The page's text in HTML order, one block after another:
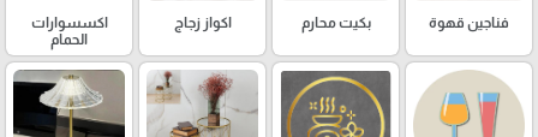
فناجين قهوة بكيت محارم اكواز زجاج
اكسسوارات
الحمام